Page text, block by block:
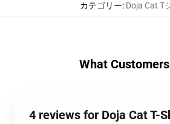
カテゴリー: Doja Cat T
What
4 reviews for Doja Cat T-